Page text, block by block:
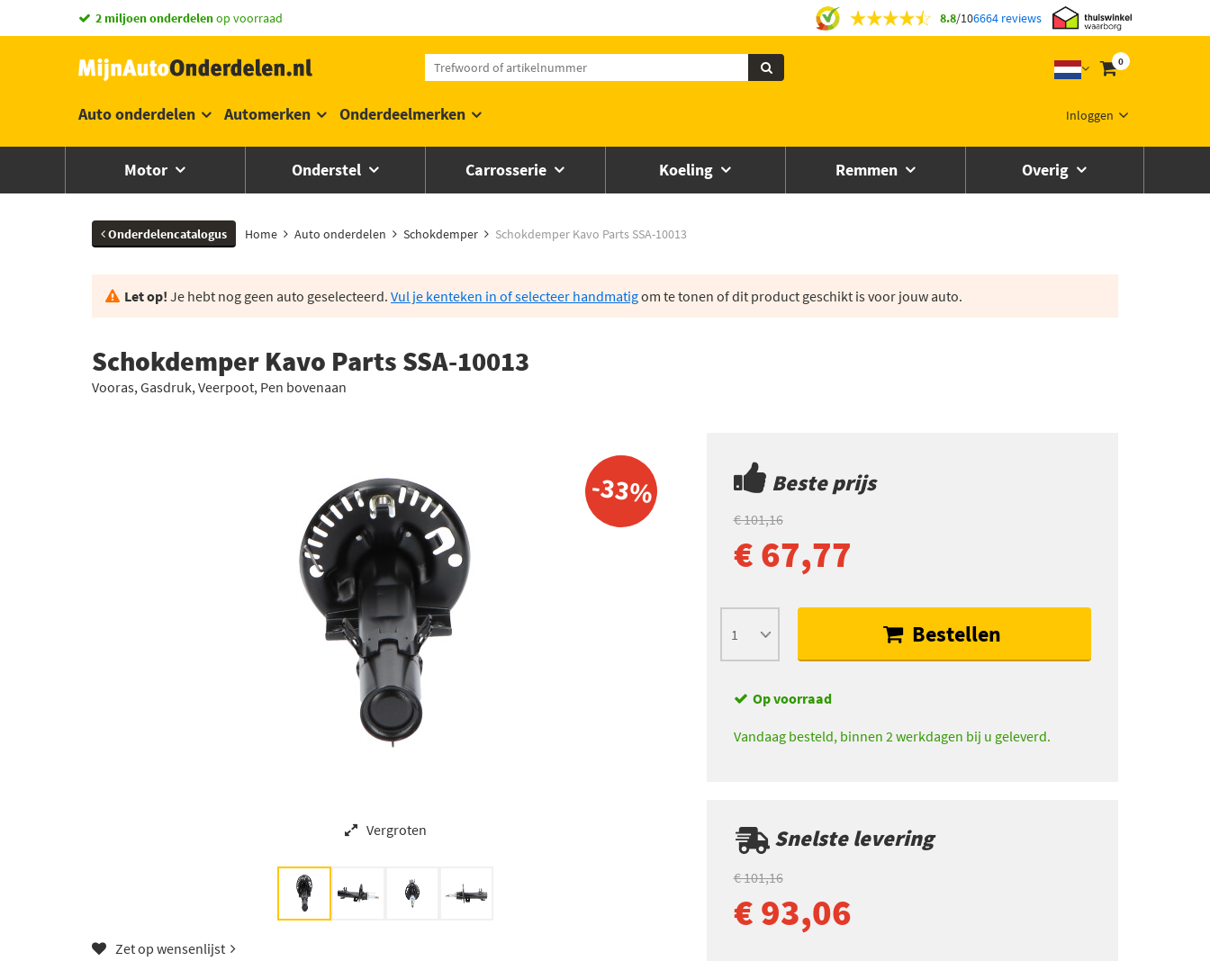
vandaag besteld,morgen in huis *
2 miljoen onderdelenop voorraad 8.8/106664 reviews
0
Inloggen
Auto onderdelen Automerken Onderdeelmerken
Motor Onderstel Carrosserie Koeling Remmen Overig
Onderdelencatalogus Home Auto onderdelen Schokdemper Schokdemper Kavo Parts SSA-10013
Let op! Je hebt nog geen auto geselecteerd. Vul je kenteken in of selecteer handmatigom te tonen of dit product geschikt is voor jouw auto.
Schokdemper Kavo Parts SSA-10013
Vooras, Gasdruk, Veerpoot, Pen bovenaan
-33%
Vergroten
Zet op wensenlijst
Beste prijs
€ 101,16
€ 67,77
Bestellen
Op voorraad
Vandaag besteld, binnen 2 werkdagen bij u geleverd.
Snelste levering
€ 101,16
€ 93,06